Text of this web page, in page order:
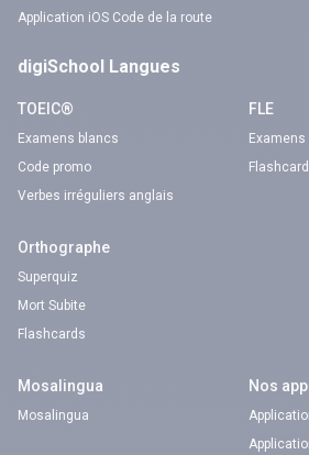
Application iOS Code de la route
digiSchool Langues
TOEIC®
Examens blancs
Code promo
Verbes irréguliers anglais
FLE
Orthographe
Superquiz
Mort Subite
Flashcards
Mosalingua
Mosalingua
Nos